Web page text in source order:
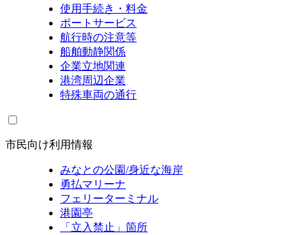
使用手続き・料金
ポートサービス
航行時の注意等
船舶動静関係
企業立地関連
港湾周辺企業
特殊車両の通行
市民向け利用情報
みなとの公園/身近な海岸
勇払マリーナ
フェリーターミナル
港園亭
「立入禁止」箇所